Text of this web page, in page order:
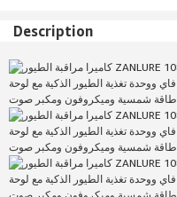
Description